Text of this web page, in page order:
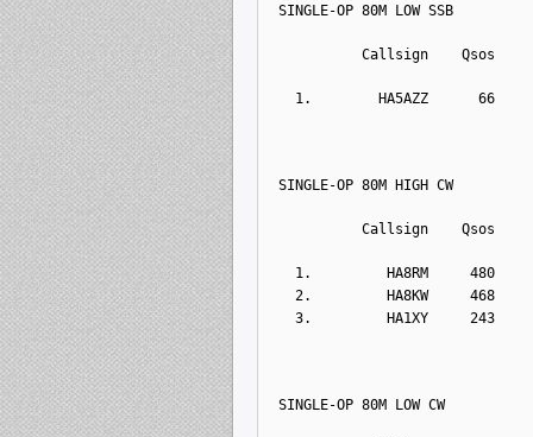
SINGLE-OP 80M LOW SSB
Callsign    Qsos
1.        HA5AZZ      66
SINGLE-OP 80M HIGH CW
Callsign    Qsos
1.         HA8RM     480
2.         HA8KW     468
3.         HA1XY     243
SINGLE-OP 80M LOW CW